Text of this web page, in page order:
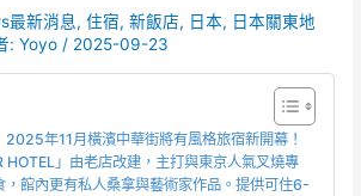
最新消息,住宿,新飯店, 日本, 日本關東地
:Yoyo / 2025-09-23
2025年11月橫濱中華街將有風格旅宿新開幕！
HOTEL」由老店改建，主打與東京人氣叉燒專
，館內更有私人桑拿與藝術家作品。提供可住6-